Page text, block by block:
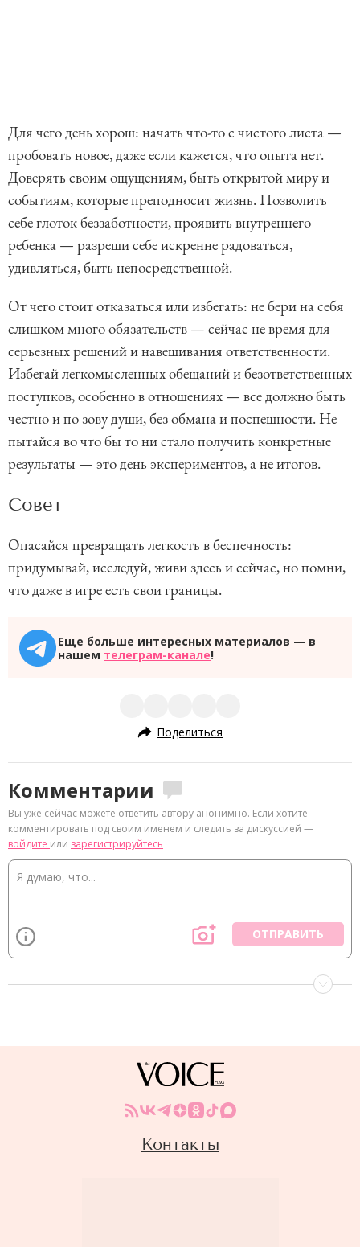
Для чего день хорош: начать что-то с чистого листа —
пробовать новое, даже если кажется, что опыта нет.
Доверять своим ощущениям, быть открытой миру и
событиям, которые преподносит жизнь. Позволить
себе глоток беззаботности, проявить внутреннего
ребенка — разреши себе искренне радоваться,
удивляться, быть непосредственной.
От чего стоит отказаться или избегать: не бери на себя
слишком много обязательств — сейчас не время для
серьезных решений и навешивания ответственности.
Избегай легкомысленных обещаний и безответственных
поступков, особенно в отношениях — все должно быть
честно и по зову души, без обмана и поспешности. Не
пытайся во что бы то ни стало получить конкретные
результаты — это день экспериментов, а не итогов.
Совет
Опасайся превращать легкость в беспечность:
придумывай, исследуй, живи здесь и сейчас, но помни,
что даже в игре есть свои границы.
Еще больше интересных материалов — в
нашем телеграм-канале!
Поделиться
Комментарии
Вы уже сейчас можете ответить автору анонимно. Если хотите
комментировать под своим именем и следить за дискуссией —
войдите или зарегистрируйтесь
ОТПРАВИТЬ
Контакты